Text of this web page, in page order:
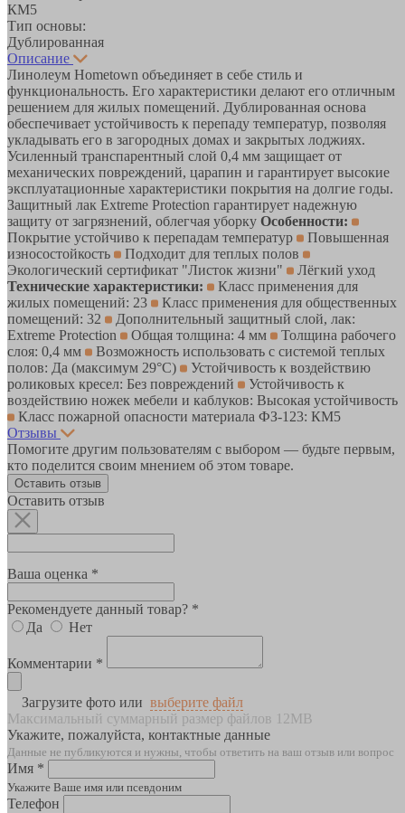
КМ5
Тип основы:
Дублированная
Описание
Линолеум Hometown объединяет в себе стиль и
функциональность. Его характеристики делают его отличным
решением для жилых помещений. Дублированная основа
обеспечивает устойчивость к перепаду температур, позволяя
укладывать его в загородных домах и закрытых лоджиях.
Усиленный транспарентный слой 0,4 мм защищает от
механических повреждений, царапин и гарантирует высокие
эксплуатационные характеристики покрытия на долгие годы.
Защитный лак Extreme Protection гарантирует надежную
защиту от загрязнений, облегчая уборку Особенности:
Покрытие устойчиво к перепадам температур
Повышенная
износостойкость
Подходит для теплых полов
Экологический сертификат "Листок жизни"
Лёгкий уход
Технические характеристики:
Класс применения для
жилых помещений: 23
Класс применения для общественных
помещений: 32
Дополнительный защитный слой, лак:
Extreme Protection
Общая толщина: 4 мм
Толщина рабочего
слоя: 0,4 мм
Возможность использовать с системой теплых
полов: Да (максимум 29°C)
Устойчивость к воздействию
роликовых кресел: Без повреждений
Устойчивость к
воздействию ножек мебели и каблуков: Высокая устойчивость
Класс пожарной опасности материала ФЗ-123: КМ5
Отзывы
Помогите другим пользователям с выбором — будьте первым,
кто поделится своим мнением об этом товаре.
Оставить отзыв
Оставить отзыв
Ваша оценка *
Рекомендуете данный товар? *
Да
Нет
Комментарии *
Загрузите фото или выберите файл
Максимальный суммарный размер файлов 12MB
Укажите, пожалуйста, контактные данные
Данные не публикуются и нужны, чтобы ответить на ваш отзыв или вопрос
Имя *
Укажите Ваше имя или псевдоним
Телефон